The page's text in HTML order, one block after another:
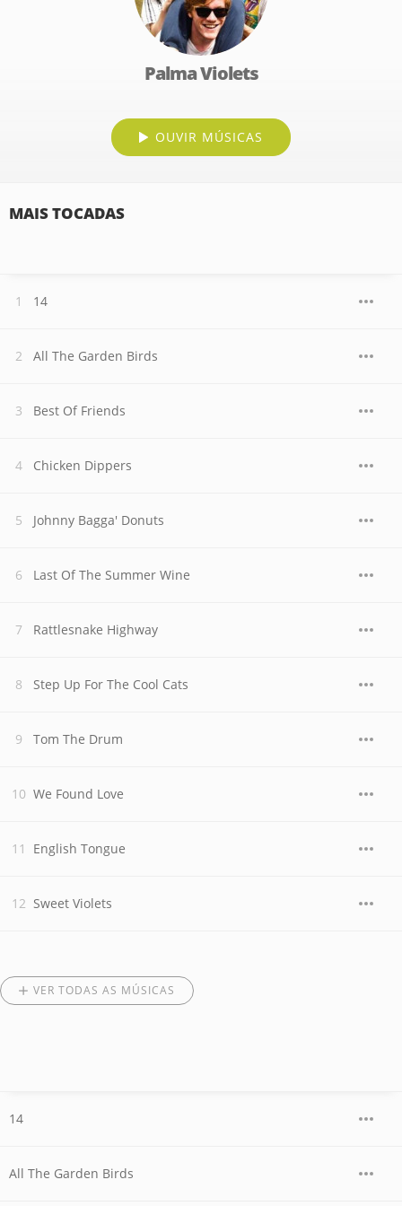
Palma Violets
OUVIR MÚSICAS
MAIS TOCADAS
14
All The Garden Birds
Best Of Friends
Chicken Dippers
Johnny Bagga' Donuts
Last Of The Summer Wine
Rattlesnake Highway
Step Up For The Cool Cats
Tom The Drum
We Found Love
English Tongue
Sweet Violets
VER TODAS AS MÚSICAS
14
All The Garden Birds